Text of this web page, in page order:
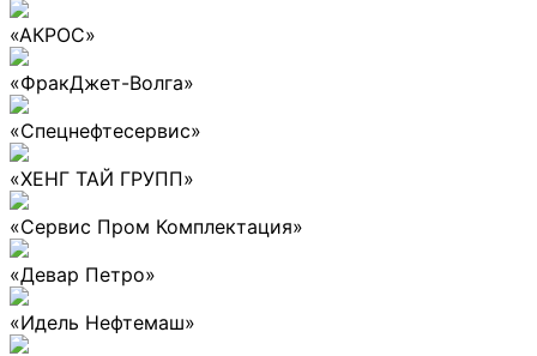
«АКРОС»
«ФракДжет-Волга»
«Спецнефтесервис»
«ХЕНГ ТАЙ ГРУПП»
«Сервис Пром Комплектация»
«Девар Петро»
«Идель Нефтемаш»